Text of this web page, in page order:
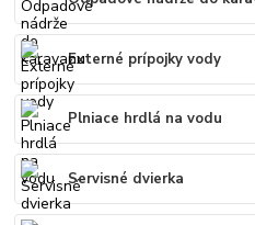
Externé prípojky vody
Plniace hrdlá na vodu
Servisné dvierka